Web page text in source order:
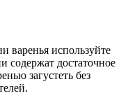
варенья используйте
содержат достаточное
загустеть без